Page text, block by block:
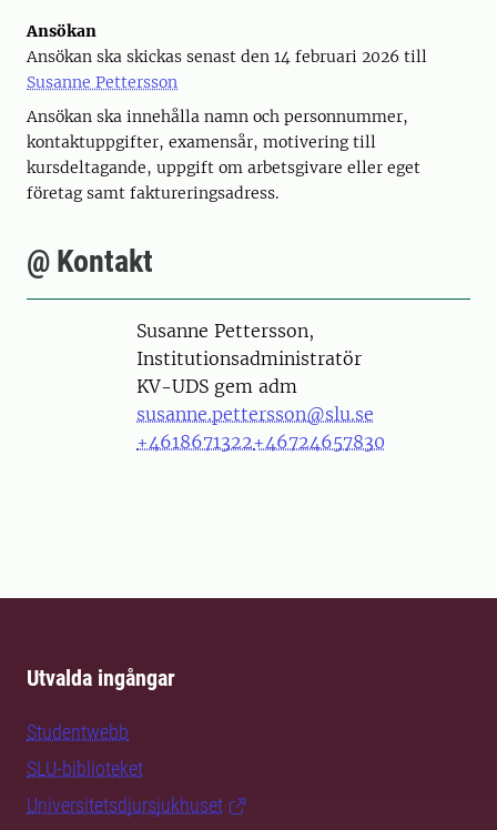
Ansökan
Ansökan ska skickas senast den 14 februari 2026 till
Susanne Pettersson
Ansökan ska innehålla namn och personnummer,
kontaktuppgifter, examensår, motivering till
kursdeltagande, uppgift om arbetsgivare eller eget
företag samt faktureringsadress.
@ Kontakt
PersonSusanne Pettersson,
Institutionsadministratör
KV-UDS gem adm
susanne.pettersson@slu.se
+4618671322+46724657830
Utvalda ingångar
Studentwebb
SLU-biblioteket
Universitetsdjursjukhuset